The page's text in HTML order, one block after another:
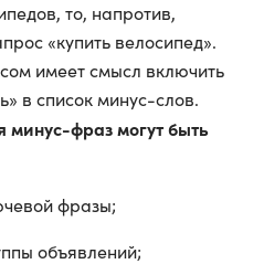
то, напротив,
«купить велосипед».
имеет смысл включить
в список минус-слов.
минус-фраз могут быть
фразы;
объявлений;